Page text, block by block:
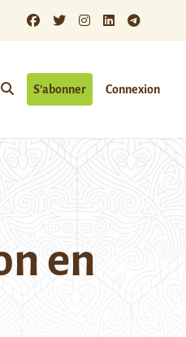
S’abonner Connexion
en